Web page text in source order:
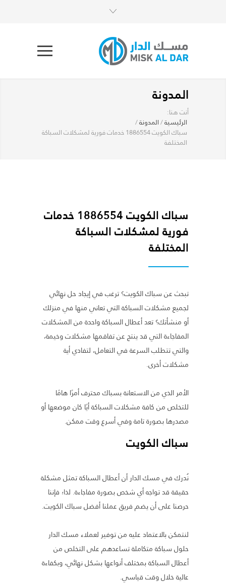
المدونة
أنت هنا:
الرئيسية/المدونة/
سباك الكويت 1886554 خدمات فورية لمشكلات السباكة
المختلفة
سباك الكويت 1886554 خدمات
فورية لمشكلات السباكة
المختلفة
تبحث عن سباك الكويت؟ ترغب في إيجاد حل نهائي
لجميع مشكلات السباكة التي تعاني منها في منزلك
أو منشأتك؟ تعد أعطال السباكة واحدة من المشكلات
المفاجاءة التي قد ينتج عن تفاقمها مشكلات وخيمة،
والتي تتطلب السرعة في التعامل، لتفادي أية
مشكلات أخرى.
الأمر الذي من الاستعانة بسباك محترف أمرًا هامًا
للتخلص من كافة مشكلات السباكة أيًا كان موضعها أو
مصدرها بصورة تامة وفي أسرع وقت ممكن.
سباك الكويت
نُدرك في مسك الدار أن أعطال السباكة تمثل مشكلة
حقيقة قد تواجه أي شخص بصورة مفاجاءة. لذا؛ فإننا
حرصنا على أن يضم فريق عملنا أفضل سباك الكويت.
لنتمكن بالاعتماد عليه من توفير لعملاء مسك الدار
حلول سباكة متكاملة تساعدهم على التخلص من
أعطال السباكة بمختلف أنواعها بشكل نهائي، وبكفاءة
عالية خلال وقت قياسي.